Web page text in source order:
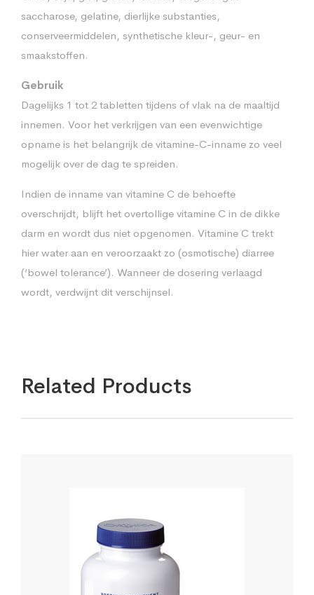
saccharose, gelatine, dierlijke substanties,
conserveermiddelen, synthetische kleur-, geur- en
smaakstoffen.
Gebruik
Dagelijks 1 tot 2 tabletten tijdens of vlak na de maaltijd
innemen. Voor het verkrijgen van een evenwichtige
opname is het belangrijk de vitamine-C-inname zo veel
mogelijk over de dag te spreiden.
Indien de inname van vitamine C de behoefte
overschrijdt, blijft het overtollige vitamine C in de dikke
darm en wordt dus niet opgenomen. Vitamine C trekt
hier water aan en veroorzaakt zo (osmotische) diarree
(‘bowel tolerance’). Wanneer de dosering verlaagd
wordt, verdwijnt dit verschijnsel.
Related Products